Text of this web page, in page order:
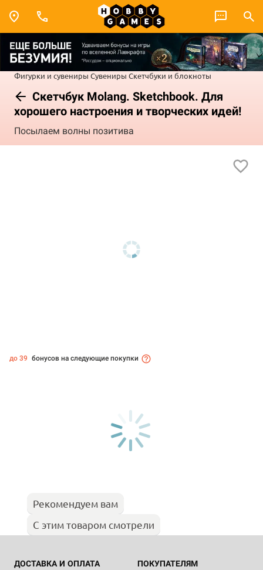
Фигурки и сувениры Сувениры Скетчбуки и блокноты
Скетчбук Molang. Sketchbook. Для
хорошего настроения и творческих идей!
Посылаем волны позитива
до 39 бонусов на следующие покупки
Рекомендуем вам
С этим товаром смотрели
ДОСТАВКА И ОПЛАТА ПОКУПАТЕЛЯМ